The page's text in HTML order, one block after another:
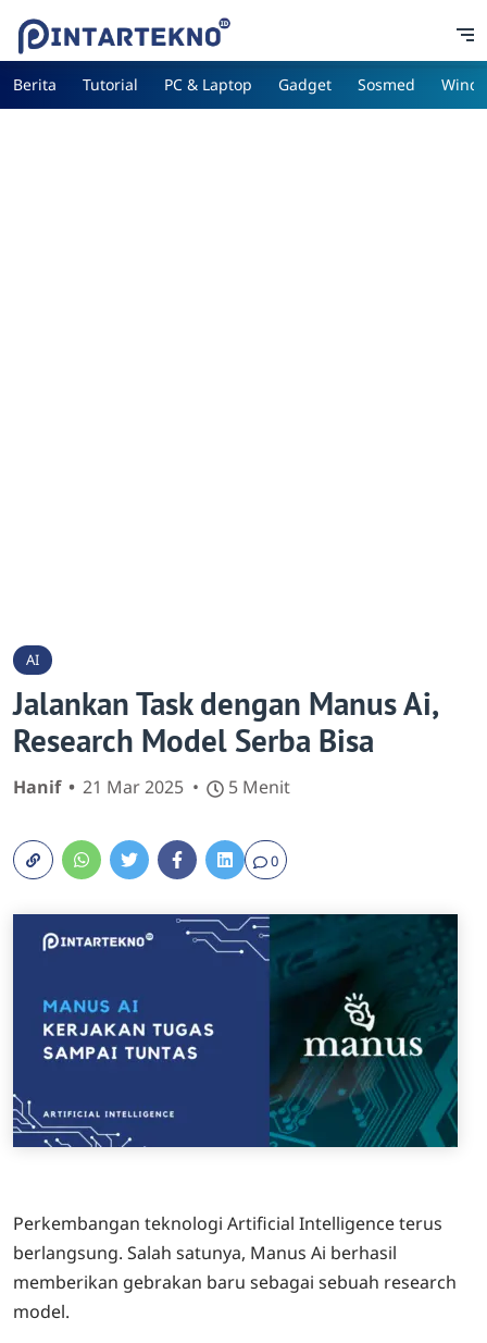
Berita Tutorial PC & Laptop Gadget Sosmed
AI
Jalankan Task dengan Manus Ai,
Research Model Serba Bisa
Hanif 21 Mar 2025 5 Menit
0
Perkembangan teknologi Artificial Intelligence terus
berlangsung. Salah satunya, Manus Ai berhasil
memberikan gebrakan baru sebagai sebuah research
model.